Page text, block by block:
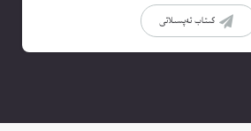
كىتاب تەپسىلاتى